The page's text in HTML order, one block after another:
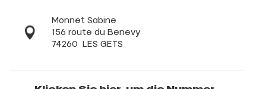
Monnet Sabine
156 route du Benevy
74260 LES GETS